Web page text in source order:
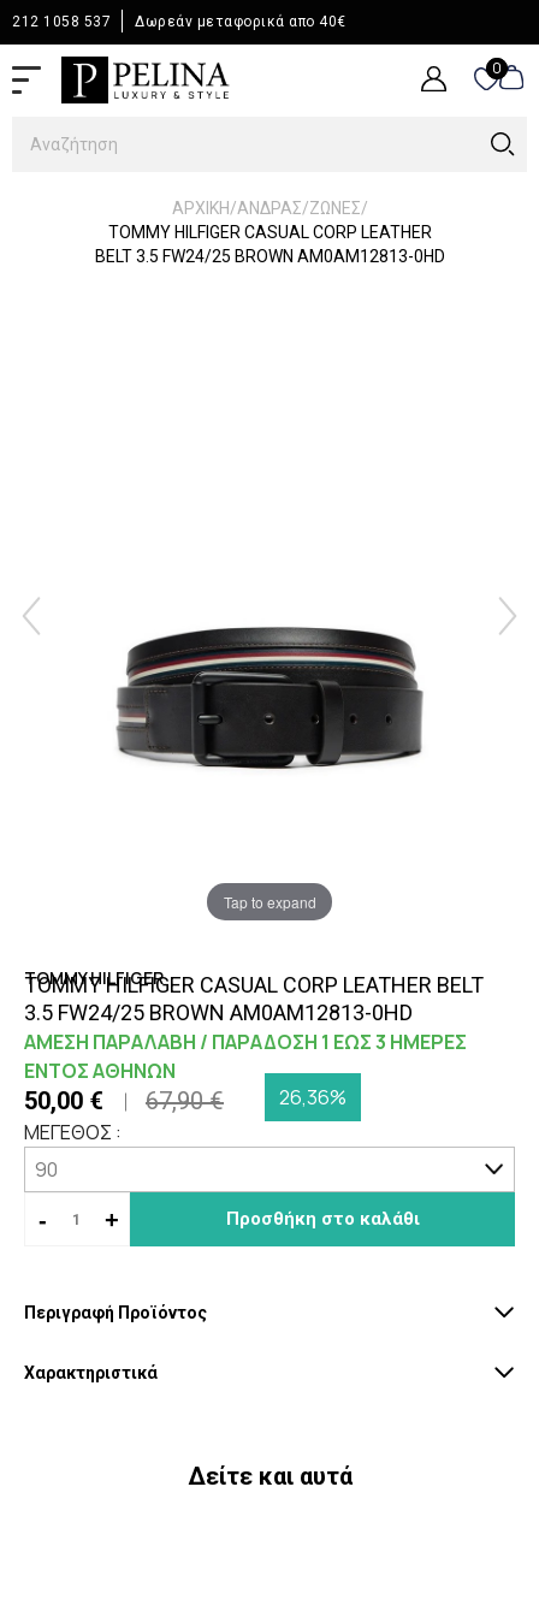
212 1058 537 Δωρεάν μεταφορικά απο 40€
0
0
ΑΡΧΙΚΉ/ΆΝΔΡΑΣ/ΖΩΝΕΣ/
TOMMY HILFIGER CASUAL CORP LEATHER
BELT 3.5 FW24/25 BROWN AM0AM12813-0HD
Tap to expand
TOMMY HILFIGER
TOMMY HILFIGER CASUAL CORP LEATHER BELT
3.5 FW24/25 BROWN AM0AM12813-0HD
ΑΜΕΣΗ ΠΑΡΑΛΑΒΗ / ΠΑΡΑΔΟΣΗ 1 ΕΩΣ 3 ΗΜΕΡΕΣ
ΕΝΤΟΣ ΑΘΗΝΩΝ
50,00 € 67,90 €
26,36%
ΜΕΓΕΘΟΣ :
- + Προσθήκη στο καλάθι
Περιγραφή Προϊόντος
Χαρακτηριστικά
Δείτε και αυτά